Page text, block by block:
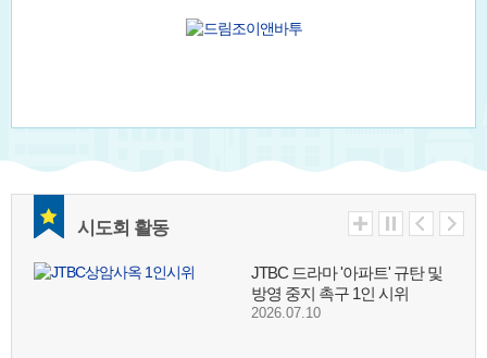
시도회 활동
방영 중지 촉구 단체 시위
JTBC 드라마 '아파트' 규탄 및
방영 중지 촉구 1인 시위
2026.07.10